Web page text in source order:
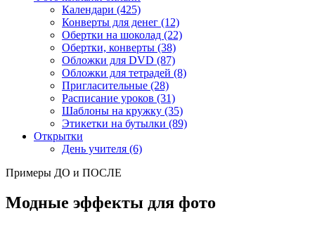
Календари (425)
Конверты для денег (12)
Обертки на шоколад (22)
Обертки, конверты (38)
Обложки для DVD (87)
Обложки для тетрадей (8)
Пригласительные (28)
Расписание уроков (31)
Шаблоны на кружку (35)
Этикетки на бутылки (89)
Открытки
День учителя (6)
Примеры ДО и ПОСЛЕ
Модные эффекты для фото